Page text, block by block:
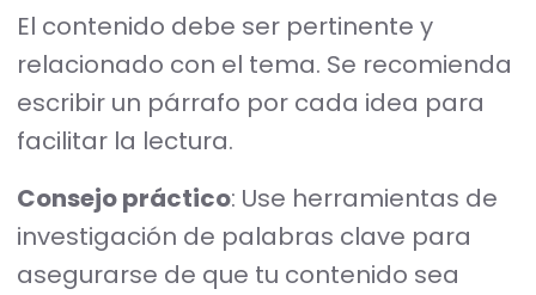
El contenido debe ser pertinente y
relacionado con el tema. Se recomienda
escribir un párrafo por cada idea para
facilitar la lectura.
Consejo práctico: Use herramientas de
investigación de palabras clave para
asegurarse de que tu contenido sea